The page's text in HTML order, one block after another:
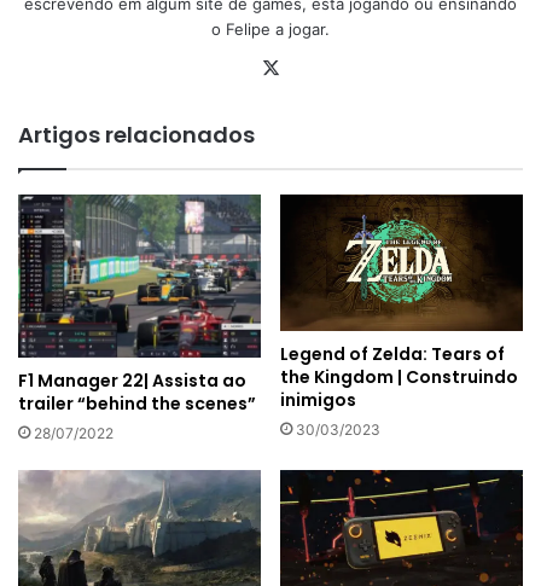
escrevendo em algum site de games, esta jogando ou ensinando
o Felipe a jogar.
Artigos relacionados
F1 Manager 22| Assista ao
trailer “behind the scenes”
28/07/2022
Legend of Zelda: Tears of
the Kingdom | Construindo
inimigos
30/03/2023